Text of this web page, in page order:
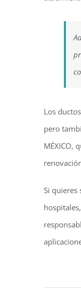
Los
pero
MÉXICO,
Si quieres